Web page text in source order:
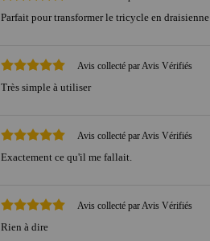
Parfait pour transformer le tricycle en draisienne
Avis collecté par Avis Vérifiés
Très simple à utiliser
Avis collecté par Avis Vérifiés
Exactement ce qu'il me fallait.
Avis collecté par Avis Vérifiés
Rien à dire